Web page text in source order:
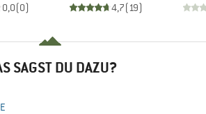
0,0(0) 4,7(19)
SAGST DU DAZU?